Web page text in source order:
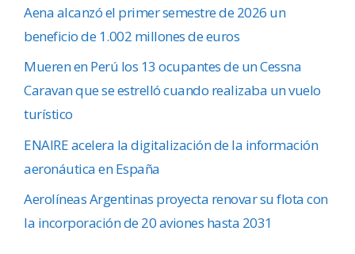
Aena alcanzó el primer semestre de 2026 un
beneficio de 1.002 millones de euros
Mueren en Perú los 13 ocupantes de un Cessna
Caravan que se estrelló cuando realizaba un vuelo
turístico
ENAIRE acelera la digitalización de la información
aeronáutica en España
Aerolíneas Argentinas proyecta renovar su flota con
la incorporación de 20 aviones hasta 2031